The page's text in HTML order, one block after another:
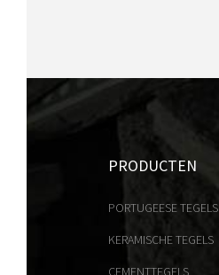
PRODUCTEN
PORTUGEESE TEGELS
KERAMISCHE TEGELS
CEMENTTEGELS